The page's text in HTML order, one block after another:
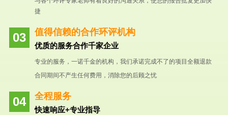
捷
值得信赖的合作环评机构
优质的服务合作千家企业
专业的服务，一诺千金的机构，我们承诺完成不了的项目全额退款
合同期间不产生任何费用，消除您的后顾之忧
全程服务
快速响应+专业指导